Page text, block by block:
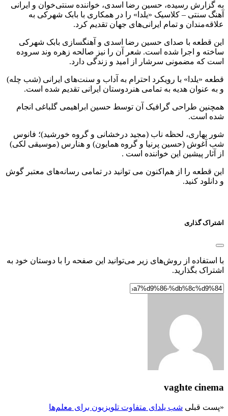
به گزارش رسیده، حسین رضا اسدی، خواننده سنتی‌خوان و ایرانی
آهنگ سنتی – کلاسیک «یلدا» را در همکاری با بابک شهرکی به
علاقه‌مندان و تمام ایرانی‌های جهان تقدیم کرد.
این قطعه با صدای حسین رضا اسدی و آهنگسازی بابک شهرکی
ساخته و اجرا شده است. شعر آن را نیز صالحه زهره وند سروده
است که مضمونی سرشار از امید و زندگی دارد.
قطعه «یلدا» با رویکرد احترام به آداب و سنت‌های ایرانی (شب چله)
و به عنوان هدیه به تمامی هنردوستان ایرانی تقدیم شده است.
همچنین طراحی گرافیک آن توسط حسین ابراهیمی گلباغی انجام
شده است.
شور بهاری، لحظه ناب (مجید درخشانی و گروه خورشید)؛ فانوس
شب آغوش (حسین پرنیا و گروه همایون) و هنارس (موسیقی لکی)
از آثار پیشین این خواننده است .
این قطعه را از هم‌اکنون می توانید در تمامی رسانه‌های معتبر گوش
و دانلود کنید.
اشتراک گذاری
با استفاده از روش‌های زیر می‌توانید این صفحه را با دوستان خود به
اشتراک بگذارید.
vaghte cinema
«پست قبلی شب یلدای متفاوت تلویزیون برای معلم‌ها